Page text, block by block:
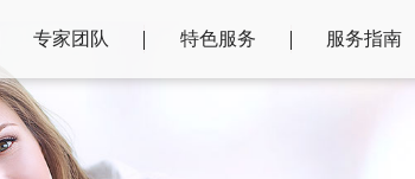
专家团队 特色服务 服务指南